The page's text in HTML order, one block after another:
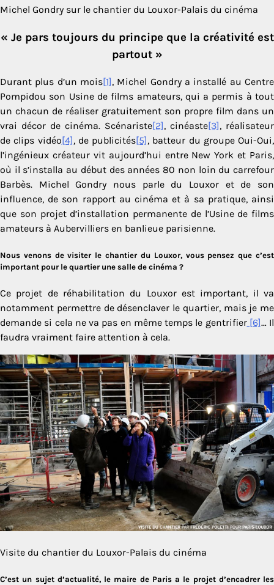
Michel Gondry sur le chantier du Louxor-Palais du cinéma
« Je pars toujours du principe que la créativité est
partout »
Durant plus d’un mois[1], Michel Gondry a installé au Centre
Pompidou son Usine de films amateurs, qui a permis à tout
un chacun de réaliser gratuitement son propre film dans un
vrai décor de cinéma. Scénariste[2], cinéaste[3], réalisateur
de clips vidéo[4], de publicités[5], batteur du groupe Oui-Oui,
l’ingénieux créateur vit aujourd’hui entre New York et Paris,
où il s’installa au début des années 80 non loin du carrefour
Barbès. Michel Gondry nous parle du Louxor et de son
influence, de son rapport au cinéma et à sa pratique, ainsi
que son projet d’installation permanente de l’Usine de films
amateurs à Aubervilliers en banlieue parisienne.
Nous venons de visiter le chantier du Louxor, vous pensez que c’est
important pour le quartier une salle de cinéma ?
Ce projet de réhabilitation du Louxor est important, il va
notamment permettre de désenclaver le quartier, mais je me
demande si cela ne va pas en même temps le gentrifier[6]… Il
faudra vraiment faire attention à cela.
Visite du chantier du Louxor-Palais du cinéma
C’est un sujet d’actualité, le maire de Paris a le projet d’encadrer les